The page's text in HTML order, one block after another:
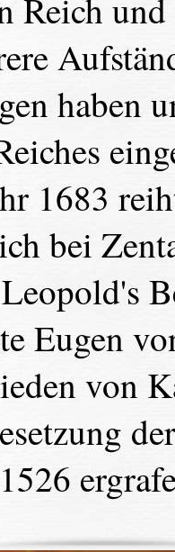
Reich
haben
1683
bei
Eugen
von